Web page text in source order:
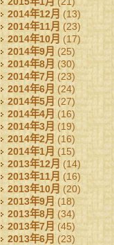
2014年12月 (13)
2014年11月 (23)
2014年10月 (17)
2014年9月 (25)
2014年8月 (30)
2014年7月 (23)
2014年6月 (24)
2014年5月(27)
2014年4月 (16)
2014年3月 (19)
2014年2月 (16)
2014年1月 (15)
2013年12月 (14)
2013年11月 (16)
2013年10月 (20)
2013年9月 (18)
2013年8月 (34)
2013年7月(45)
2013年6月 (23)